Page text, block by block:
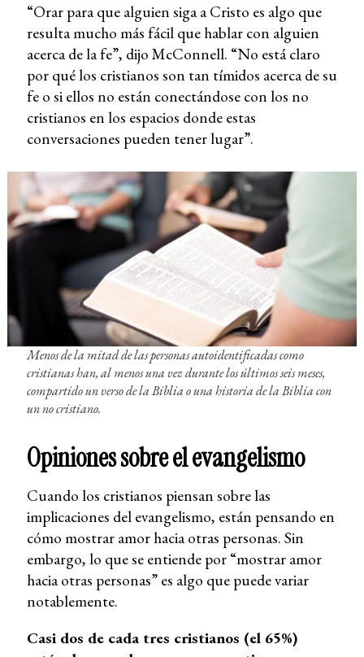
“Orar para que alguien siga a Cristo es algo que
resulta mucho más fácil que hablar con alguien
acerca de la fe”, dijo McConnell. “No está claro
por qué los cristianos son tan tímidos acerca de su
fe o si ellos no están conectándose con los no
cristianos en los espacios donde estas
conversaciones pueden tener lugar”.
Menos de la mitad de las personas autoidentificadas como
cristianas han, al menos una vez durante los últimos seis meses,
compartido un verso de la Biblia o una historia de la Biblia con
un no cristiano.
Opiniones sobre el evangelismo
Cuando los cristianos piensan sobre las
implicaciones del evangelismo, están pensando en
cómo mostrar amor hacia otras personas. Sin
embargo, lo que se entiende por “mostrar amor
hacia otras personas” es algo que puede variar
notablemente.
Casi dos de cada tres cristianos (el 65%)